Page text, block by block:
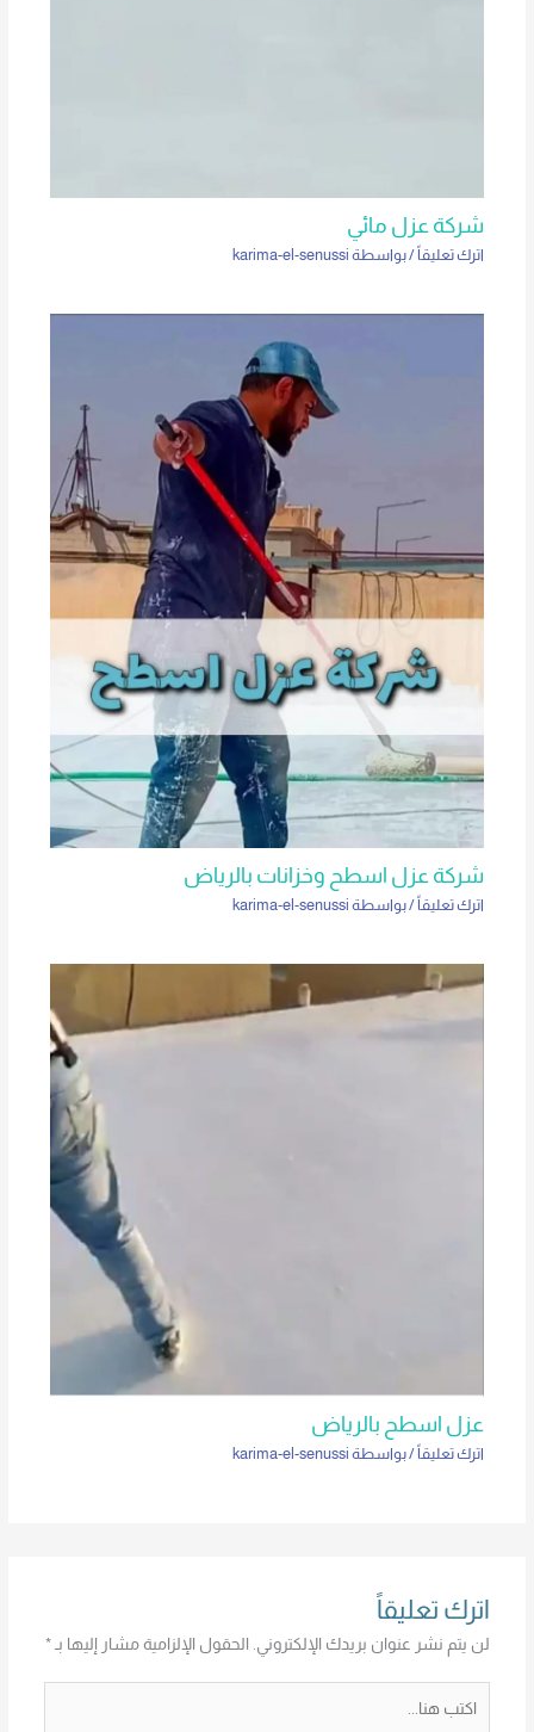
شركة عزل مائي
اترك تعليقاً / بواسطة karima-el-senussi
شركة عزل اسطح وخزانات بالرياض
اترك تعليقاً / بواسطة karima-el-senussi
عزل اسطح بالرياض
اترك تعليقاً / بواسطة karima-el-senussi
اترك تعليقاً
لن يتم نشر عنوان بريدك الإلكتروني. الحقول الإلزامية مشار إليها بـ *
هنا...